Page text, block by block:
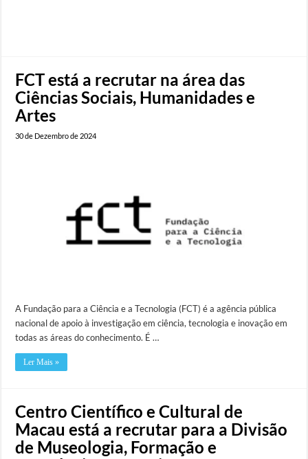
FCT está a recrutar na área das
Ciências Sociais, Humanidades e
Artes
30 de Dezembro de 2024
A Fundação para a Ciência e a Tecnologia (FCT) é a agência pública
nacional de apoio à investigação em ciência, tecnologia e inovação em
todas as áreas do conhecimento. É …
Ler Mais »
Centro Científico e Cultural de
Macau está a recrutar para a Divisão
de Museologia, Formação e